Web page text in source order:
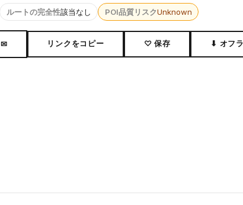
ルートの完全性該当なし POI品質リスクUnknown
✉ リンクをコピー ♡ 保存 ⬇ オフ